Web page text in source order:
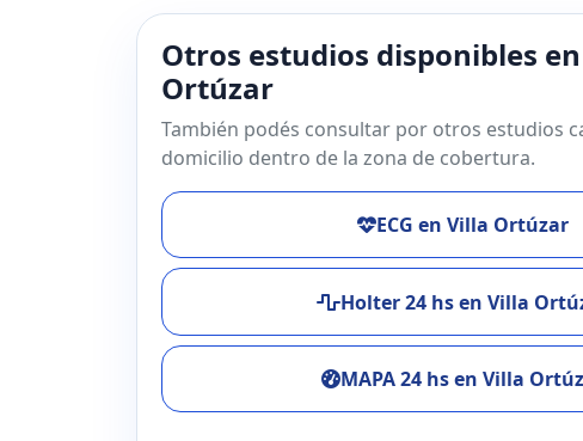
Otros estudios disponibles
Ortúzar
También podés consultar por otros estudios
domicilio dentro de la zona de cobertura.
ECG en Villa Ortúzar
Holter 24 hs en Villa
MAPA 24 hs en Villa